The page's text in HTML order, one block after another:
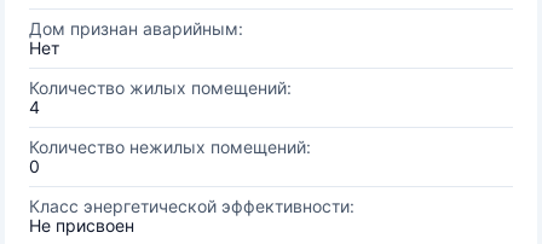
Дом признан аварийным:
Нет
Количество жилых помещений:
4
Количество нежилых помещений:
0
Класс энергетической эффективности:
Не присвоен